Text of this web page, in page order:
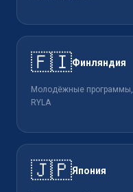
🇫🇮Финляндия
Молодёжные программы,
RYLA
🇯🇵Япония